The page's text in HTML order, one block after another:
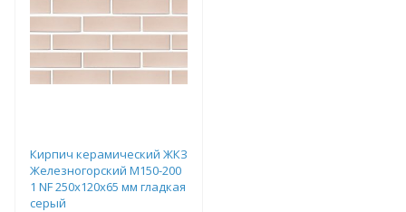
Кирпич керамический ЖКЗ
Железногорский М150-200
1 NF 250х120х65 мм гладкая
серый